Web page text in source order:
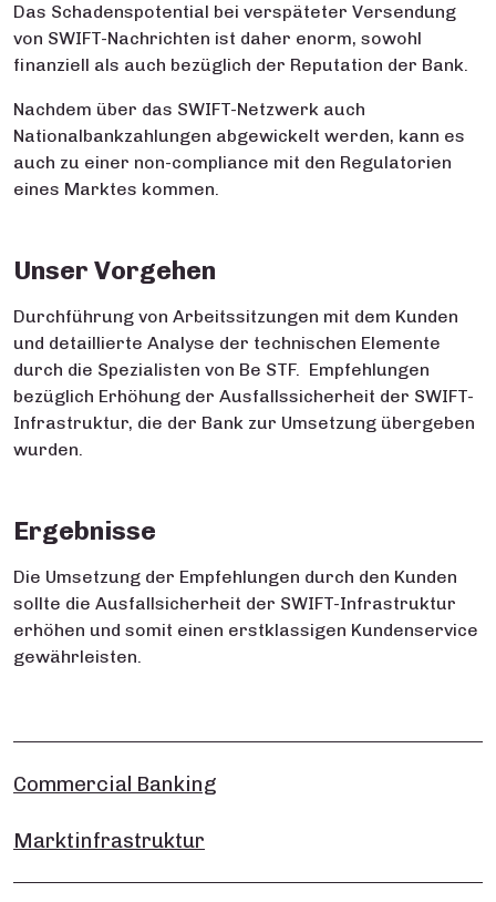
Das Schadenspotential bei verspäteter Versendung
von SWIFT-Nachrichten ist daher enorm, sowohl
finanziell als auch bezüglich der Reputation der Bank.
Nachdem über das SWIFT-Netzwerk auch
Nationalbankzahlungen abgewickelt werden, kann es
auch zu einer non-compliance mit den Regulatorien
eines Marktes kommen.
Unser Vorgehen
Durchführung von Arbeitssitzungen mit dem Kunden
und detaillierte Analyse der technischen Elemente
durch die Spezialisten von Be STF. Empfehlungen
bezüglich Erhöhung der Ausfallssicherheit der SWIFT-
Infrastruktur, die der Bank zur Umsetzung übergeben
wurden.
Ergebnisse
Die Umsetzung der Empfehlungen durch den Kunden
sollte die Ausfallsicherheit der SWIFT-Infrastruktur
erhöhen und somit einen erstklassigen Kundenservice
gewährleisten.
Commercial Banking
Marktinfrastruktur